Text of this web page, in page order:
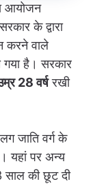
आयोजन
के द्वारा
करने वाले
गया है। सरकार
28 वर्षरखी
जाति वर्ग के
यहां पर अन्य
साल की छूट दी